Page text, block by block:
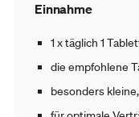
Einnahme
1 x täglich 1
die empfohlene
besonders